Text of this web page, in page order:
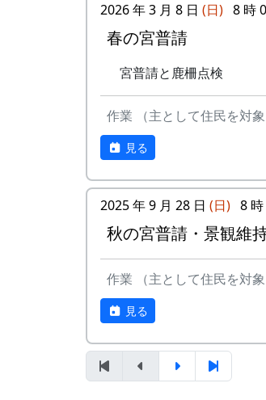
2026 年 3 月 8 日 (日) 8 時
春の宮普請
宮普請と鹿柵点検
作業 （主として住民を対象
見る
2025 年 9 月 28 日 (日) 8 時
秋の宮普請・景観維
作業 （主として住民を対象
見る